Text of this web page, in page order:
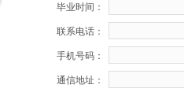
毕业时间：
联系电话：
手机号码：
通信地址：